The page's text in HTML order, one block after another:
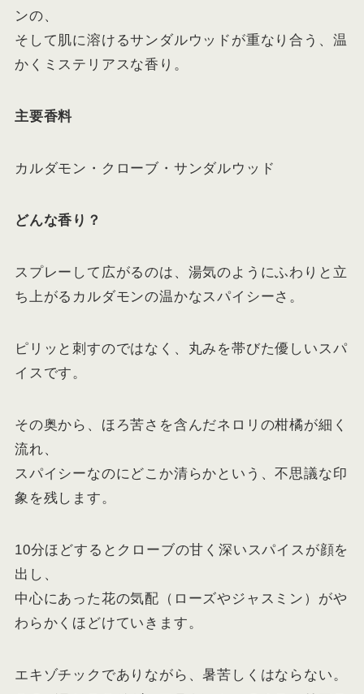
ンの、
そして肌に溶けるサンダルウッドが重なり合う、温
かくミステリアスな香り。
主要香料
カルダモン・クローブ・サンダルウッド
どんな香り？
スプレーして広がるのは、湯気のようにふわりと立
ち上がるカルダモンの温かなスパイシーさ。
ピリッと刺すのではなく、丸みを帯びた優しいスパ
イスです。
その奥から、ほろ苦さを含んだネロリの柑橘が細く
流れ、
スパイシーなのにどこか清らかという、不思議な印
象を残します。
10分ほどするとクローブの甘く深いスパイスが顔を
出し、
中心にあった花の気配（ローズやジャスミン）がや
わらかくほどけていきます。
エキゾチックでありながら、暑苦しくはならない。